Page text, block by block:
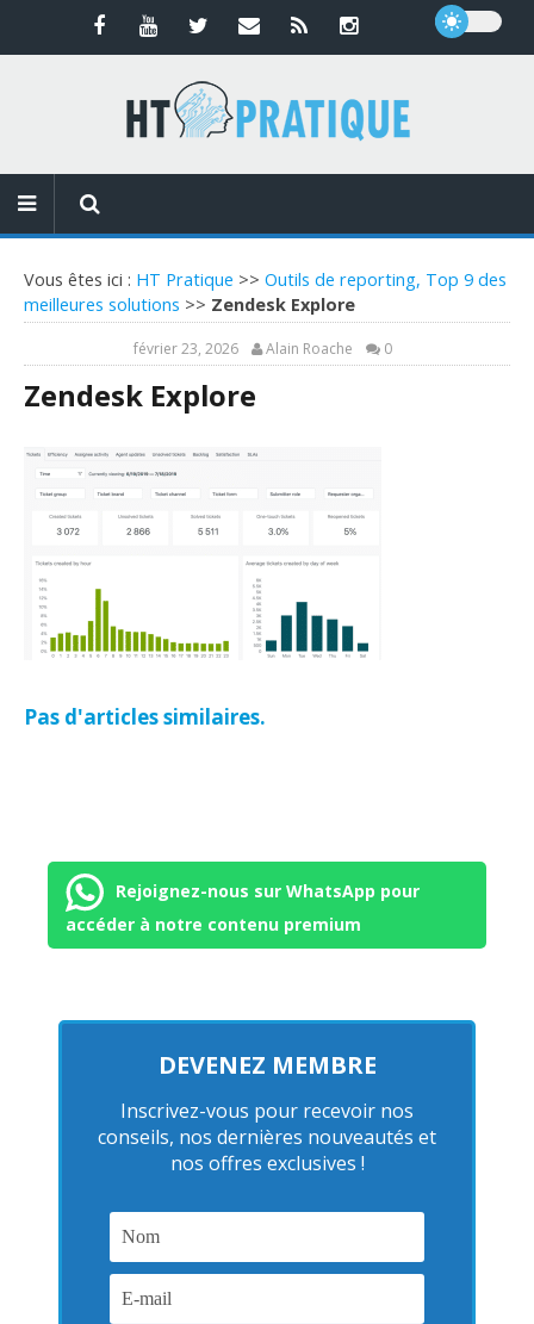
Vous êtes ici : HT Pratique >> Outils de reporting, Top 9 des
meilleures solutions >> Zendesk Explore
février 23, 2026 Alain Roache 0
Zendesk Explore
Pas d'articles similaires.
Rejoignez-nous sur WhatsApp pour
accéder à notre contenu premium
DEVENEZ MEMBRE
Inscrivez-vous pour recevoir nos
conseils, nos dernières nouveautés et
nos offres exclusives !